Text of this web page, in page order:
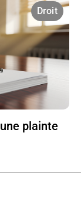
Droit
plainte